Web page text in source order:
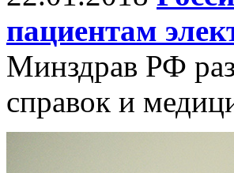
пациентам
Минздрав РФ
справок и